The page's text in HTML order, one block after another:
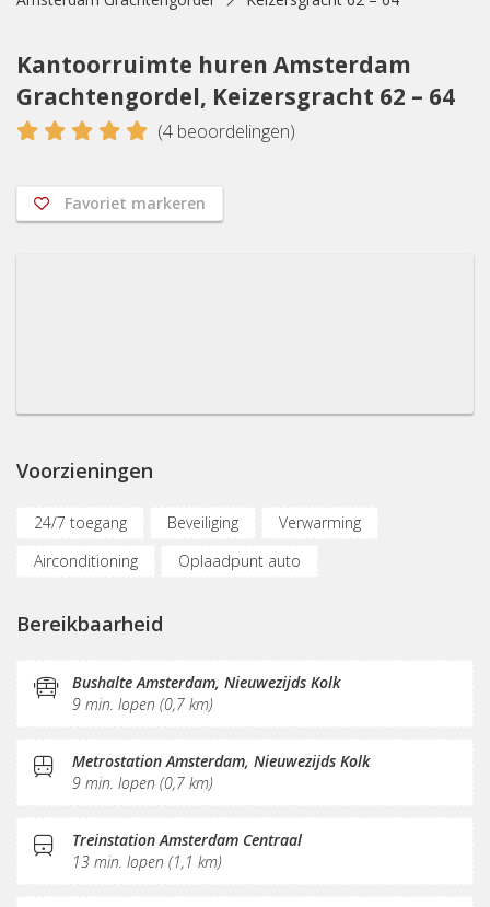
Kantoorruimte huren Amsterdam
Grachtengordel, Keizersgracht 62 – 64
5 (4 beoordelingen)
Favoriet markeren
Voorzieningen
24/7 toegang Beveiliging
Verwarming
Airconditioning
Oplaadpunt auto
Vergaderplekken
Internetmogelijkheden
Glasvezel
Printservice
KVK-inschrijving
Sociaal hart
Pantry
Schoonmaak
Receptie
Postverwerking
Bereikbaarheid
Bushalte Amsterdam, Nieuwezijds Kolk
9 min. lopen (0,7 km)
Metrostation Amsterdam, Nieuwezijds Kolk
9 min. lopen (0,7 km)
Treinstation Amsterdam Centraal
13 min. lopen (1,1 km)